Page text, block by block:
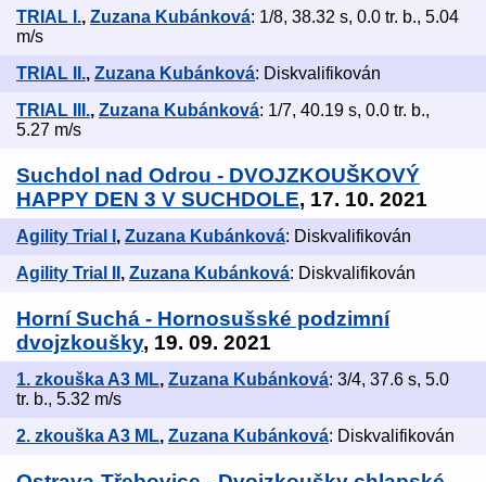
TRIAL I., Zuzana Kubánková: 1/8, 38.32 s, 0.0 tr. b., 5.04
m/s
TRIAL II., Zuzana Kubánková: Diskvalifikován
TRIAL III., Zuzana Kubánková: 1/7, 40.19 s, 0.0 tr. b.,
5.27 m/s
Suchdol nad Odrou - DVOJZKOUŠKOVÝ
HAPPY DEN 3 V SUCHDOLE, 17. 10. 2021
Agility Trial I , Zuzana Kubánková: Diskvalifikován
Agility Trial II , Zuzana Kubánková: Diskvalifikován
Horní Suchá - Hornosušské podzimní
dvojzkoušky, 19. 09. 2021
1. zkouška A3 ML, Zuzana Kubánková: 3/4, 37.6 s, 5.0
tr. b., 5.32 m/s
2. zkouška A3 ML, Zuzana Kubánková: Diskvalifikován